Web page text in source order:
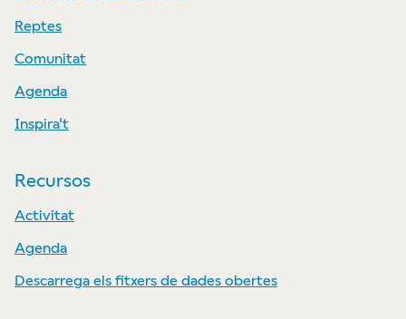
Reptes
Comunitat
Agenda
Inspira't
Recursos
Activitat
Agenda
Descarrega els fitxers de dades obertes